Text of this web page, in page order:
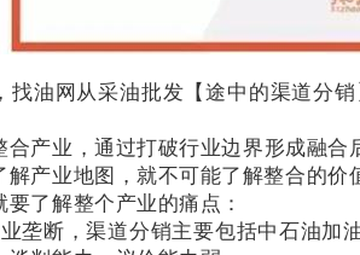
找油网从采油批发【途中的渠道分
合产业，通过打破行业边界形成融
解产业地图，就不可能了解整合的价
了解整个产业的痛点：
垄断，渠道分销主要包括中石油